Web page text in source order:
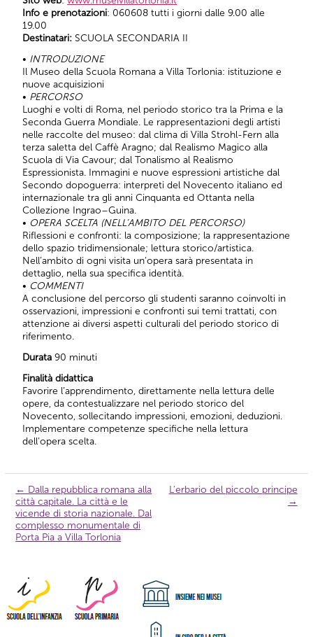
Info e prenotazioni: 060608 tutti i giorni dalle 9.00 alle
19.00
Destinatari:SCUOLA SECONDARIA II
• INTRODUZIONE
Il Museo della Scuola Romana a Villa Torlonia: istituzione e
nuove acquisizioni
• PERCORSO
Luoghi e volti di Roma, nel periodo storico tra la Prima e la
Seconda Guerra Mondiale. Le rappresentazioni degli artisti
nelle raccolte del museo: dal clima di Villa Strohl-Fern alla
terza saletta del Caffè Aragno; dal Realismo Magico alla
Scuola di Via Cavour; dal Tonalismo al Realismo
Espressionista. Immagini e nuove espressioni artistiche dal
Secondo dopoguerra: interpreti del Novecento italiano ed
internazionale tra gli anni Cinquanta ed Ottanta nella
Collezione Ingrao–Guina.
• OPERA SCELTA (NELL’AMBITO DEL PERCORSO)
Riflessioni e confronti: la composizione; la rappresentazione
dello spazio tridimensionale; lettura storico/artistica.
Nell’ambito di ogni visita un’opera sarà presentata in
dettaglio, nella sua specifica identità.
• COMMENTI
A conclusione del percorso gli studenti saranno coinvolti in
osservazioni, impressioni e confronti sui temi trattati, con
attenzione ai diversi aspetti culturali del periodo storico di
riferimento.
Durata 90 minuti
Finalità didattica
Favorire l’apprendimento, direttamente nella lettura delle
opere, da contestualizzare nel periodo storico del
Novecento, sollecitando impressioni, emozioni, deduzioni.
Implementare competenze specifiche nella lettura
dell’opera scelta.
Navigazione
articolo
← Dalla repubblica romana alla
città capitale. La città e le
vicende di storia nazionale. Dal
complesso monumentale di
Porta Pia a Villa Torlonia
L’erbario del piccolo principe
→